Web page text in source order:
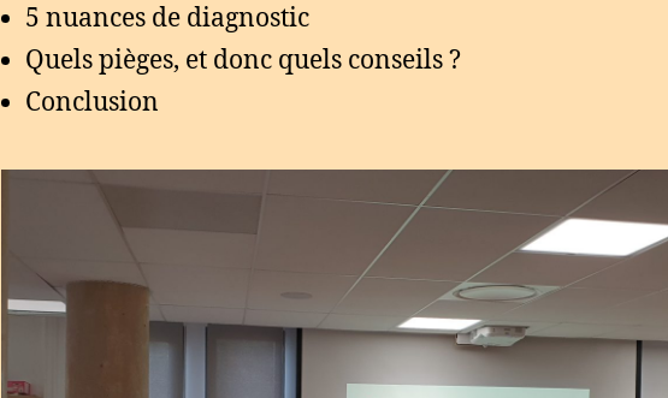
5 nuances de diagnostic
Quels pièges, et donc quels conseils ?
Conclusion